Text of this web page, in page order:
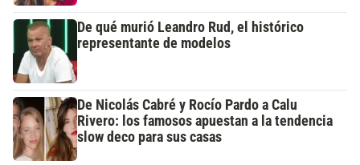
De qué murió Leandro Rud, el histórico
representante de modelos
De Nicolás Cabré y Rocío Pardo a Calu
Rivero: los famosos apuestan a la tendencia
slow deco para sus casas